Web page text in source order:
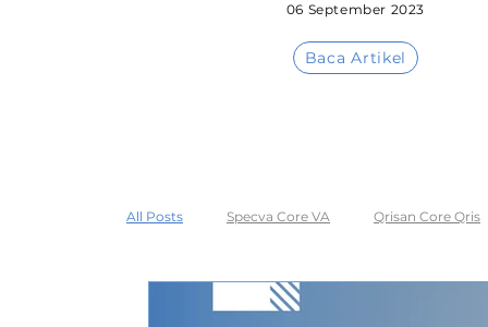
06 September 2023
Baca Artikel
All Posts Specva Core VA Qrisan Core Qris